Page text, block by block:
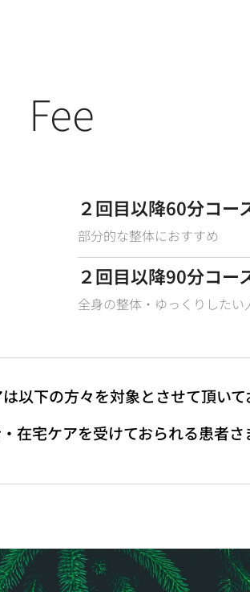
Fee
２回目以降60分コー
部分的な整体におすすめ
２回目以降90分コー
全身の整体・ゆっくりしたい
以下の方々を対象とさせて頂い
在宅ケアを受けておられる患者さ